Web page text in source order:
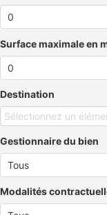
Surface maximale en
Destination
Sélectionnez un
Gestionnaire du bien
Modalités